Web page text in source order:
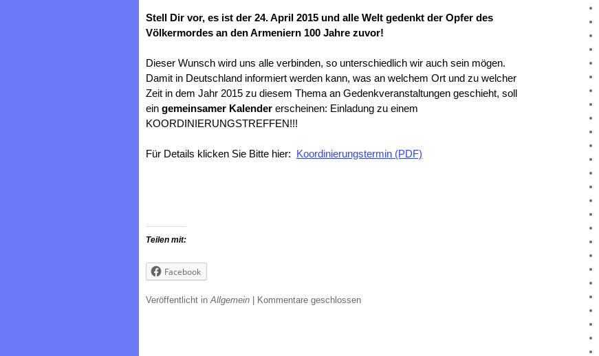
Stell Dir vor, es ist der 24. April 2015 und alle Welt gedenkt der Opfer des
Völkermordes an den Armeniern 100 Jahre zuvor!
Dieser Wunsch wird uns alle verbinden, so unterschiedlich wir auch sein mögen.
Damit in Deutschland informiert werden kann, was an welchem Ort und zu welcher
Zeit in dem Jahr 2015 zu diesem Thema an Gedenkveranstaltungen geschieht, soll
ein gemeinsamer Kalender erscheinen: Einladung zu einem
KOORDINIERUNGSTREFFEN!!!
Für Details klicken Sie Bitte hier: Koordinierungstermin (PDF)
Teilen mit:
Facebook
Veröffentlicht inAllgemein Kommentare geschlossen